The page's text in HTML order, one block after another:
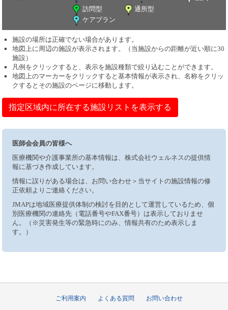
訪問型
通所型
ケアプラン
施設の場所は正確でない場合があります。
地図上に周辺の施設が表示されます。（当施設からの距離が近い順に30
施設）
凡例をクリックすると、表示を施設種類で絞り込むことができます。
地図上のマーカーをクリックすると基本情報が表示され、名称をクリッ
クするとその施設のページに移動します。
指定区域内に所在する施設リストを表示する
医師会会員の皆様へ
医療機関や介護事業所の基本情報は、株式会社ウェルネスの提供情
報に基づき作成しています。
情報に誤りがある場合は、お問い合わせ＞当サイトの施設情報の修
正依頼よりご連絡ください。
JMAPは地域医療提供体制の検討を目的として運営しているため、個
別医療機関の連絡先（電話番号やFAX番号）は表示しておりませ
ん。（※災害発生等の緊急時にのみ、情報共有のため表示しま
す。）
ご利用案内 よくある質問 お問い合わせ